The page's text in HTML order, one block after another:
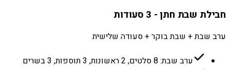
חבילת שבת חתן - 3 סעודות
ערב שבת + שבת בוקר + סעודה שלישית
ערב שבת: 8 סלטים, 2 ראשונות, 3 תוספות, 3 בשרים